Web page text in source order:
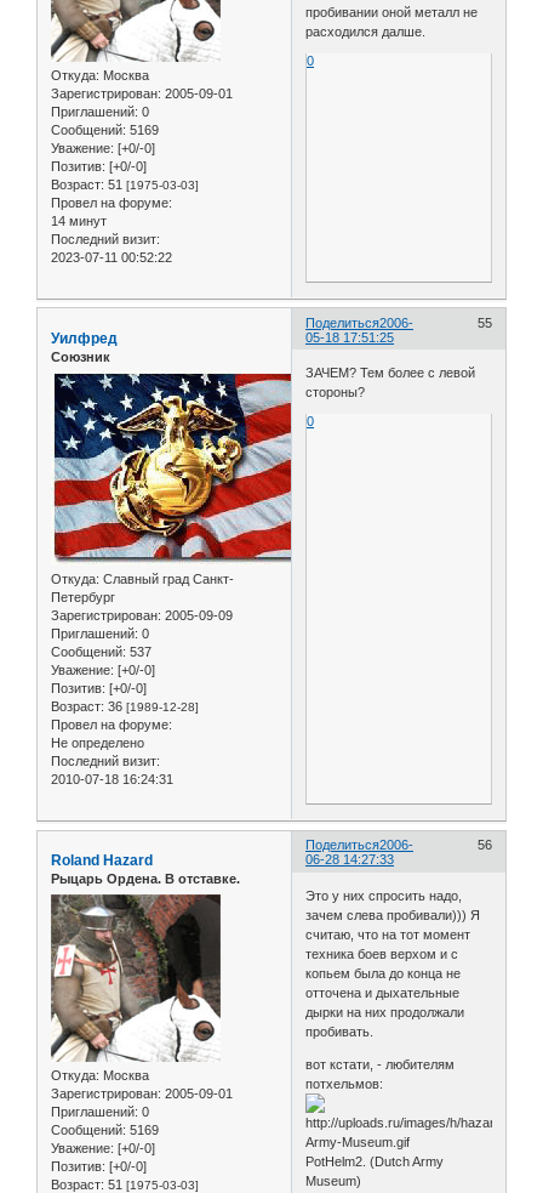
Откуда: Москва
Зарегистрирован: 2005-09-01
Приглашений: 0
Сообщений: 5169
Уважение: [+0/-0]
Позитив: [+0/-0]
Возраст: 51 [1975-03-03]
Провел на форуме:
14 минут
Последний визит:
2023-07-11 00:52:22
пробивании оной металл не
расходился далше.
0
Поделиться 55
2006-
05-18 17:51:25
Уилфред
Союзник
Откуда: Славный град Санкт-
Петербург
Зарегистрирован: 2005-09-09
Приглашений: 0
Сообщений: 537
Уважение: [+0/-0]
Позитив: [+0/-0]
Возраст: 36 [1989-12-28]
Провел на форуме:
Не определено
Последний визит:
2010-07-18 16:24:31
ЗАЧЕМ? Тем более с левой
стороны?
0
Поделиться 56
2006-
06-28 14:27:33
Roland Hazard
Рыцарь Ордена. В отставке.
Откуда: Москва
Зарегистрирован: 2005-09-01
Приглашений: 0
Сообщений: 5169
Уважение: [+0/-0]
Позитив: [+0/-0]
Возраст: 51 [1975-03-03]
Это у них спросить надо,
зачем слева пробивали))) Я
считаю, что на тот момент
техника боев верхом и с
копьем была до конца не
отточена и дыхательные
дырки на них продолжали
пробивать.
вот кстати, - любителям
потхельмов:
PotHelm2. (Dutch Army
Museum)